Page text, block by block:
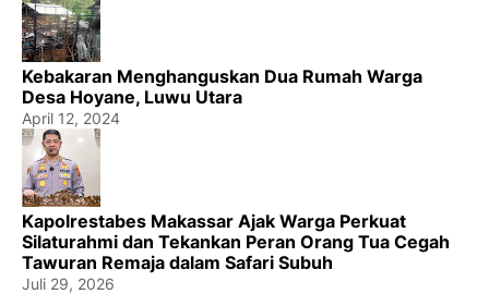
Kebakaran Menghanguskan Dua Rumah Warga
Desa Hoyane, Luwu Utara
April 12, 2024
Kapolrestabes Makassar Ajak Warga Perkuat
Silaturahmi dan Tekankan Peran Orang Tua Cegah
Tawuran Remaja dalam Safari Subuh
Juli 29, 2026